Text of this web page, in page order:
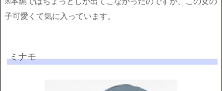
子可愛くて気に入っています。
ミナモ